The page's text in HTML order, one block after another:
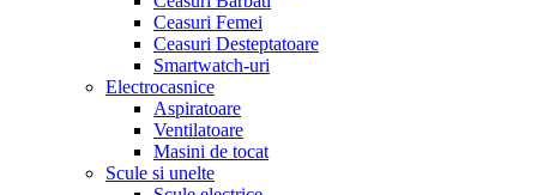
Ceasuri Femei
Ceasuri Desteptatoare
Smartwatch-uri
Electrocasnice
Aspiratoare
Ventilatoare
Masini de tocat
Scule si unelte